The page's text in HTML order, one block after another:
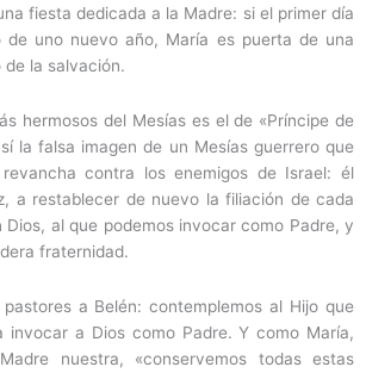
fiesta dedicada a la Madre: si el primer día
uno nuevo año, María es puerta de una
la salvación.
hermosos del Mesías es el de «Príncipe de
la falsa imagen de un Mesías guerrero que
contra los enemigos de Israel: él
a restablecer de nuevo la filiación de cada
Dios, al que podemos invocar como Padre, y
fraternidad.
a Belén: contemplemos al Hijo que
invocar a Dios como Padre. Y como María,
nuestra, «conservemos todas estas